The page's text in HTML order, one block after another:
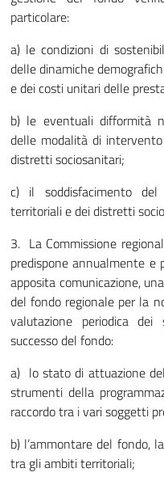
particolare:
a) le condizioni di
delle dinamiche
e dei costi unitari delle
b) le eventuali difformità
delle modalità di
distretti sociosanitari;
c) il soddisfacimento
territoriali e dei distretti
3. La Commissione
predispone annualmente e
apposita comunicazione,
del fondo regionale per la
valutazione periodica
successo del fondo:
a) lo stato di attuazione
strumenti della
raccordo tra i vari soggetti
b) l’ammontare del fondo,
tra gli ambiti territoriali;